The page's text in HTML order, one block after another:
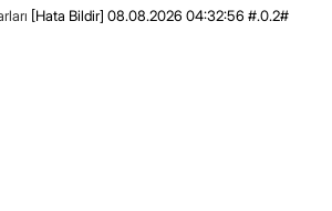
[Hata Bildir] 08.08.2026 04:32:56 #.0.2#